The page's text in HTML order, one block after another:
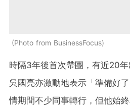
Photo from BusinessFocus
時隔3年後首次帶團，有近20
吳國亮亦激動地表示「準備好
情期間不少同事轉行，但他始